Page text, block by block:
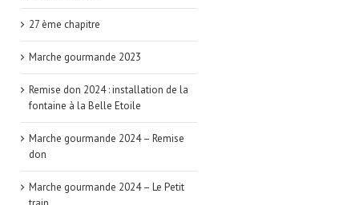
27 ème chapitre
Marche gourmande 2023
Remise don 2024 : installation de la
fontaine à la Belle Etoile
Marche gourmande 2024 – Remise
don
Marche gourmande 2024 – Le Petit